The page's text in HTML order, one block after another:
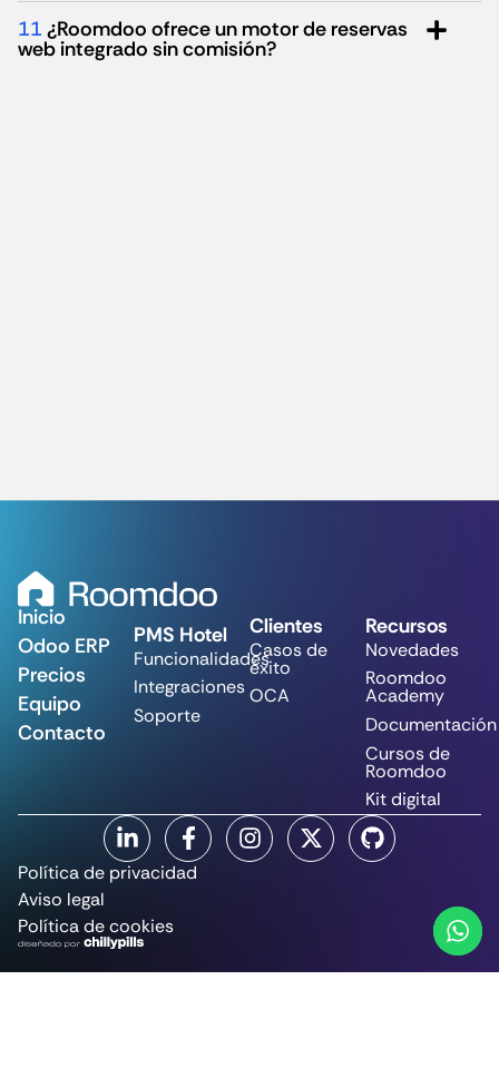
11 ¿Roomdoo ofrece un motor de reservas
web integrado sin comisión?
Inicio
Odoo ERP
Precios
Equipo
Contacto
PMS Hotel
Funcionalidades
Integraciones
Soporte
Clientes
Casos de
éxito
OCA
Recursos
Novedades
Roomdoo
Academy
Documentación
Cursos de
Roomdoo
Kit digital
Política de privacidad
Aviso legal
Política de cookies